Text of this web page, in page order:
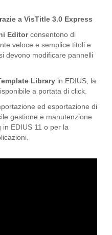
a VisTitle 3.0 Express
Editorconsentono di
veloce e semplice titoli e
devono modificare pannelli
Libraryin EDIUS, la
a portata di click.
ed esportazione di
gestione e manutenzione
in EDIUS 11 o per la